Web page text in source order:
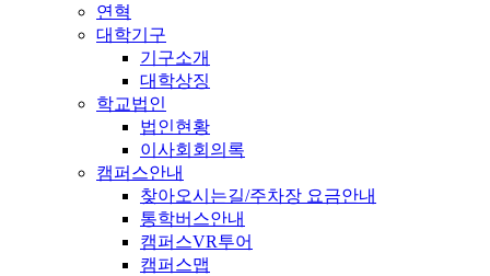
연혁
대학기구
기구소개
대학상징
학교법인
법인현황
이사회회의록
캠퍼스안내
찾아오시는길/주차장 요금안내
통학버스안내
캠퍼스VR투어
캠퍼스맵